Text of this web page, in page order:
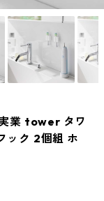
業 tower タワ
ック 2個組 ホ